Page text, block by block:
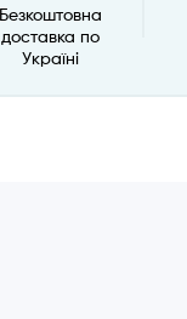
Безкоштовна
доставка по
Україні